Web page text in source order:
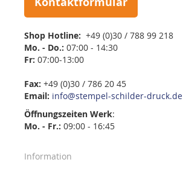
Shop Hotline: +49 (0)30 / 788 99 218
Mo. - Do.: 07:00 - 14:30
Fr: 07:00-13:00
Fax: +49 (0)30 / 786 20 45
Email: info@stempel-schilder-druck.de
Öffnungszeiten Werk:
Mo. - Fr.: 09:00 - 16:45
Information